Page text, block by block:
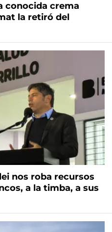
conocida crema
la retiró del
nos roba recursos
a la timba, a sus